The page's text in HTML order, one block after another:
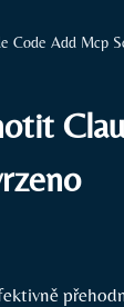
Code Add Mcp